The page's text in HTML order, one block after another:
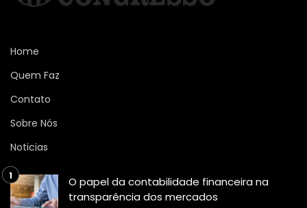
Home
Quem Faz
Contato
Sobre Nós
Noticias
O papel da contabilidade financeira na
transparência dos mercados